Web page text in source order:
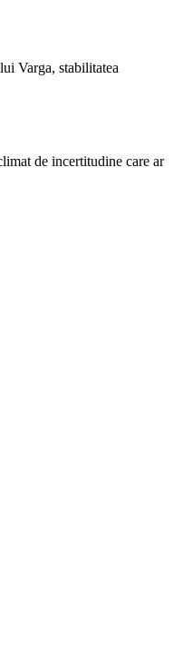
Varga, stabilitatea
de incertitudine care ar